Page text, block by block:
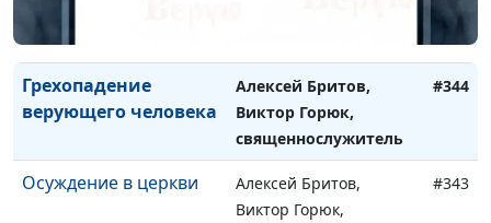
ближнему
Грехопадение
верующего человека
Алексей Бритов,
Виктор Горюк,
священнослужитель
#344
Осуждение в церкви
Алексей Бритов,
Виктор Горюк,
#343